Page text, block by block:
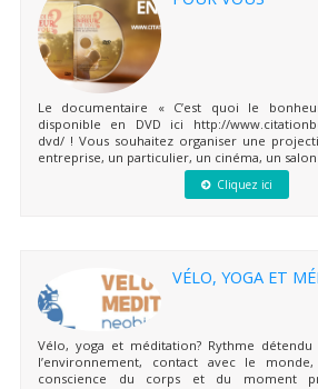
Le documentaire « C’est quoi le
disponible en DVD ici http://
dvd/ ! Vous souhaitez organiser une
entreprise, un particulier, un cinéma, un salon
Cliquez ici
VÉLO, YOGA ET
Vélo, yoga et méditation? Rythme
l’environnement, contact avec le
conscience du corps et du moment